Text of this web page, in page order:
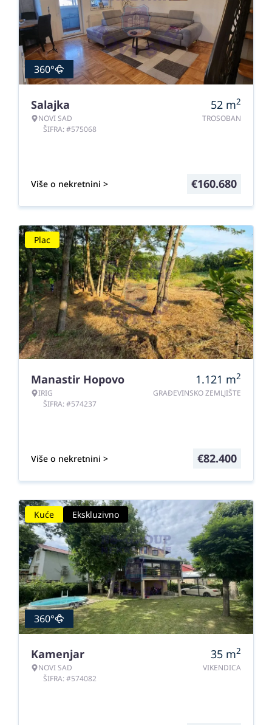
360°
Salajka
NOVI SAD
ŠIFRA: #575068
52 m2
TROSOBAN
Više o nekretnini > €160.680
Plac
Manastir Hopovo
IRIG
ŠIFRA: #574237
1.121 m2
GRAĐEVINSKO ZEMLJIŠTE
Više o nekretnini > €82.400
Kuće Ekskluzivno
360°
Kamenjar
NOVI SAD
ŠIFRA: #574082
35 m2
VIKENDICA